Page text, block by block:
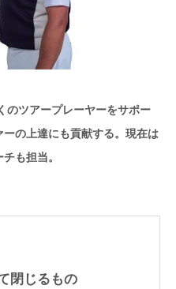
のツアープレーヤーをサポー
の上達にも貢献する。現在は
も担当。
閉じるもの